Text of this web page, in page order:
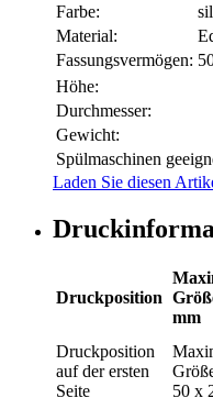
Farbe:
Material:
Fassungsvermögen:
Höhe:
Durchmesser:
Gewicht:
Spülmaschinen
Laden Sie diesen
Druckposition
mm
Druckposition
auf der ersten
Seite
50 x